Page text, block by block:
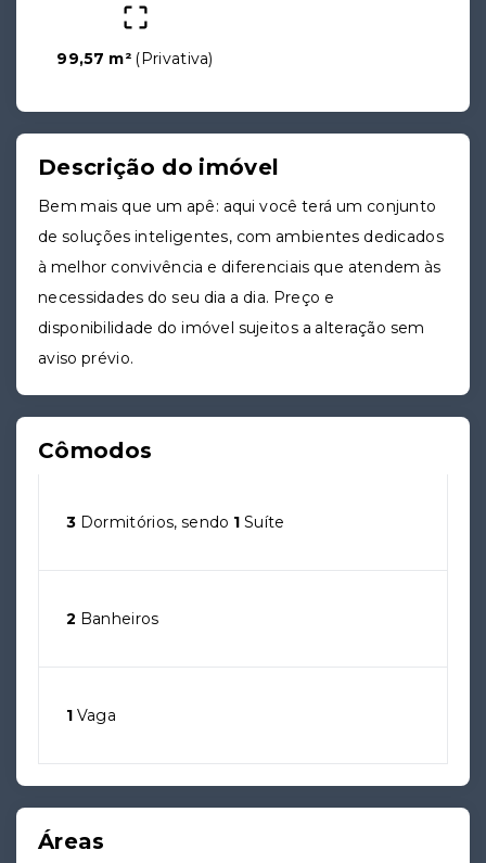
99,57 m² (Privativa)
Descrição do imóvel
Bem mais que um apê: aqui você terá um conjunto
de soluções inteligentes, com ambientes dedicados
à melhor convivência e diferenciais que atendem às
necessidades do seu dia a dia. Preço e
disponibilidade do imóvel sujeitos a alteração sem
aviso prévio.
Cômodos
3 Dormitórios, sendo 1 Suíte
2 Banheiros
1 Vaga
Áreas